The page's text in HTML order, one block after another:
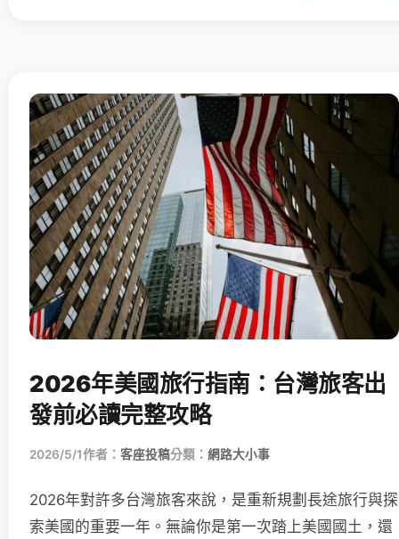
2026年美國旅行指南：台灣旅客出
發前必讀完整攻略
2026/5/1作者： 客座投稿分類： 網路大小事
2026年對許多台灣旅客來說，是重新規劃長途旅行與探
索美國的重要一年。無論你是第一次踏上美國國土，還